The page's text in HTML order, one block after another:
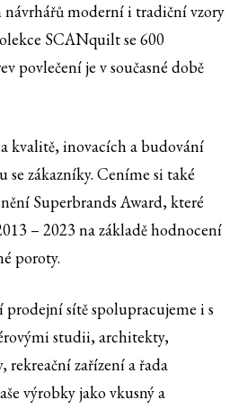
návrhářů moderní i tradiční vzory
SCANquilt se 600
povlečení je v současné době
kvalitě, inovacích a budování
zákazníky. Ceníme si také
Superbrands Award, které
– 2023 na základě hodnocení
poroty.
prodejní sítě spolupracujeme i s
studii, architekty,
rekreační zařízení a řada
výrobky jako vkusný a